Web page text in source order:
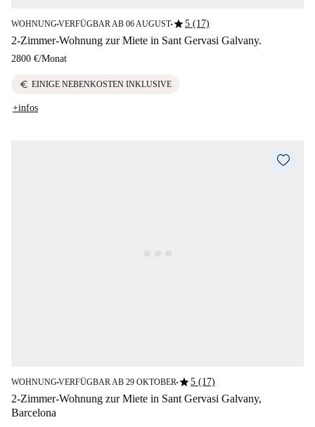
WOHNUNG■VERFÜGBAR AB 06 AUGUST■star5 (17)
2-Zimmer-Wohnung zur Miete in Sant Gervasi Galvany.
2800 €/Monat
euro EINIGE NEBENKOSTEN INKLUSIVE
+infos
WOHNUNG■VERFÜGBAR AB 29 OKTOBER■star5 (17)
2-Zimmer-Wohnung zur Miete in Sant Gervasi Galvany,
Barcelona